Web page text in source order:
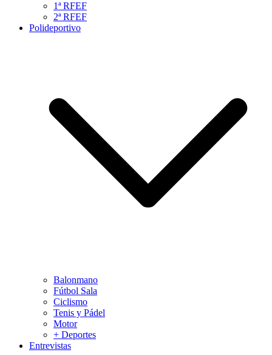
1ª RFEF
2ª RFEF
Polideportivo
Balonmano
Fútbol Sala
Ciclismo
Tenis y Pádel
Motor
+ Deportes
Entrevistas